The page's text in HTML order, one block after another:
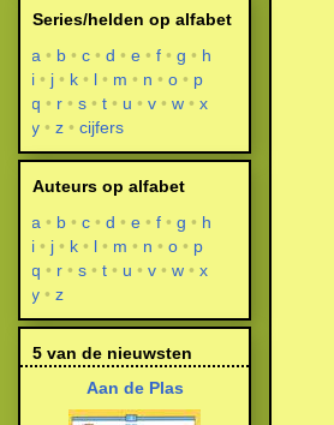
Series/helden op alfabet
a
b c d e f g
h
i
j k l m n o
p
q
r s t u v w
x
y
z cijfers
Auteurs op alfabet
a
b c d e f g
h
i
j k l m n o
p
q
r s t u v w
x
y
z
5 van de nieuwsten
Aan de Plas